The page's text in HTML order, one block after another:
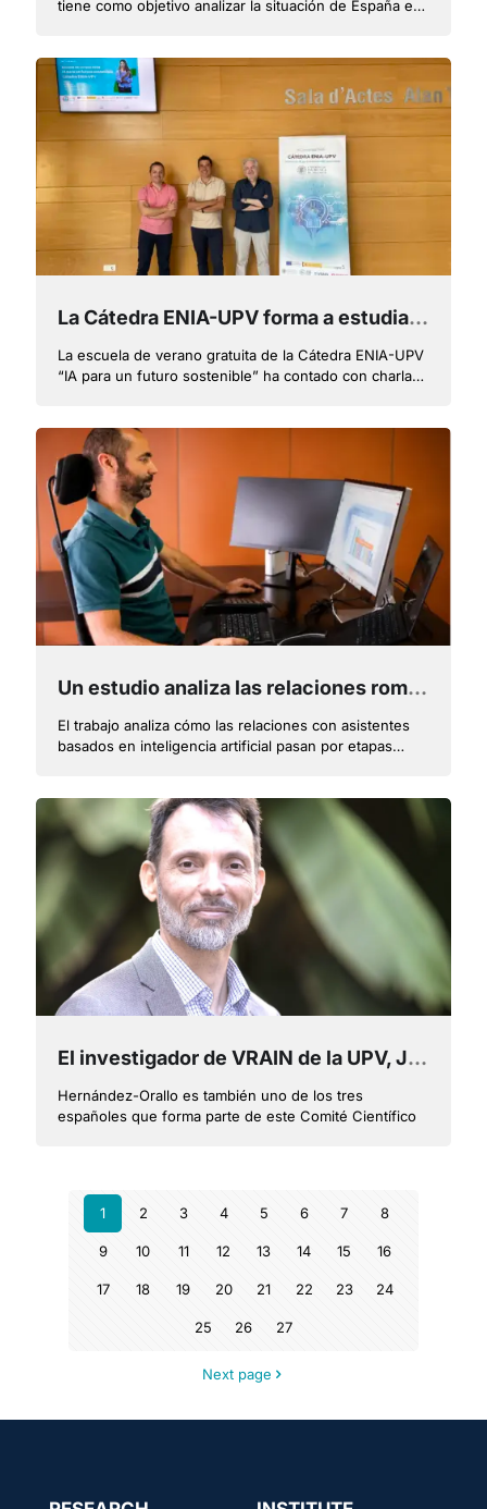
tiene como objetivo analizar la situación de España en
La Cátedra ENIA-UPV forma a estudiantes para resolver problemas de sostenibilidad con herramientas de IA
La escuela de verano gratuita de la Cátedra ENIA-UPV
“IA para un futuro sostenible” ha contado con charlas
de IA y su importancia en la mitigación del cambio
climático
Un estudio analiza las relaciones románticas entre humanos e inteligencia artificial
El trabajo analiza cómo las relaciones con asistentes
basados en inteligencia artificial pasan por etapas
El investigador de VRAIN de la UPV, José Hernández-Orallo, elegido uno de los 60 expertos internacionales que asesorará en la aplicación de la Ley de IA Europea
Hernández-Orallo es también uno de los tres
españoles que forma parte de este Comité Científico
1 2 3 4 5 6 7 8
9 10 11 12 13 14 15 16
17 18 19 20 21 22 23 24
25 26 27
Next page